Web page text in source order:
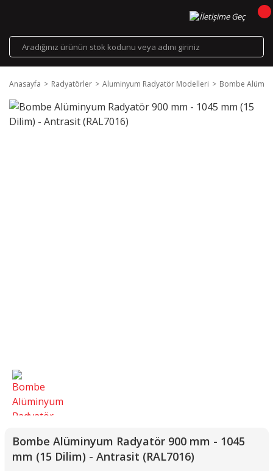
Anasayfa Radyatörler Aluminyum Radyatör Modelleri Bombe
Bombe Alüminyum Radyatör 900 mm - 1045
mm (15 Dilim) - Antrasit (RAL7016)